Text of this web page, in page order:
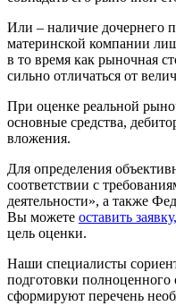
Или – наличие дочернего
материнской компании
в то время как рыночная
сильно отличаться от
При оценке реальной
основные средства,
вложения.
Для определения
соответствии с
деятельности», а также
Вы можете оставить
цель оценки.
Наши специалисты
подготовки полноценного
сформируют перечень